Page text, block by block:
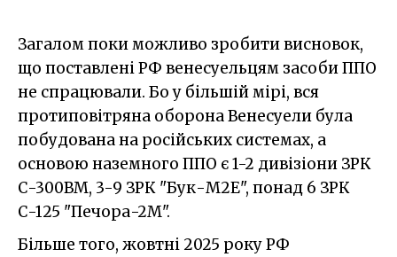
Загалом поки можливо зробити висновок,
що поставлені РФ венесуельцям засоби ППО
не спрацювали. Бо у більшій мірі, вся
протиповітряна оборона Венесуели була
побудована на російських системах, а
основою наземного ППО є 1-2 дивізіони ЗРК
С-300ВМ, 3-9 ЗРК "Бук-М2Е", понад 6 ЗРК
С-125 "Печора-2М".
Більше того, жовтні 2025 року РФ